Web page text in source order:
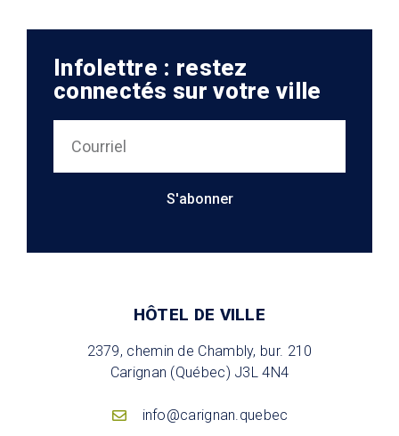
Infolettre : restez
connectés sur votre ville
S'abonner
HÔTEL DE VILLE
2379, chemin de Chambly, bur. 210
Carignan (Québec) J3L 4N4
info@carignan.quebec